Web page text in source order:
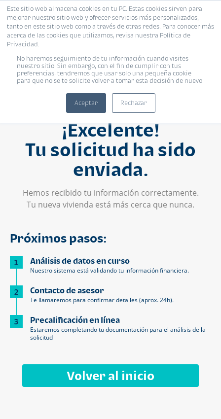
Este sitio web almacena cookies en tu PC. Estas cookies sirven para
mejorar nuestro sitio web y ofrecer servicios más personalizados,
tanto en este sitio web como a través de otras redes. Para conocer más
acerca de las cookies que utilizamos, revisa nuestra Política de
Privacidad.
No haremos seguimiento de tu información cuando visites
nuestro sitio. Sin embargo, con el fin de cumplir con tus
preferencias, tendremos que usar solo una pequeña cookie
para que no se te solicite volver a tomar esta decisión de nuevo.
Aceptar Rechazar
¡Excelente!
Tu solicitud ha sido
enviada.
Hemos recibido tu información correctamente.
Tu nueva vivienda está más cerca que nunca.
Próximos pasos:
1 Análisis de datos en curso
Nuestro sistema está validando tu información financiera.
2 Contacto de asesor
Te llamaremos para confirmar detalles (aprox. 24h).
3 Precalificación en línea
Estaremos completando tu documentación para el análisis de la
solicitud
Volver al inicio